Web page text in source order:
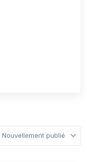
Nouvellement publié